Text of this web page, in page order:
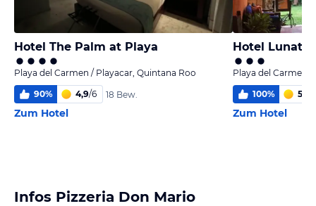
Hotel The Palm at Playa
Playa del Carmen / Playacar, Quintana Roo
90% 4,9/6 18 Bew.
Zum Hotel
Hotel Lunata
Playa del Carmen
100% 5,2
Zum Hotel
Infos Pizzeria Don Mario